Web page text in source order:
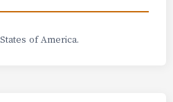
of America.